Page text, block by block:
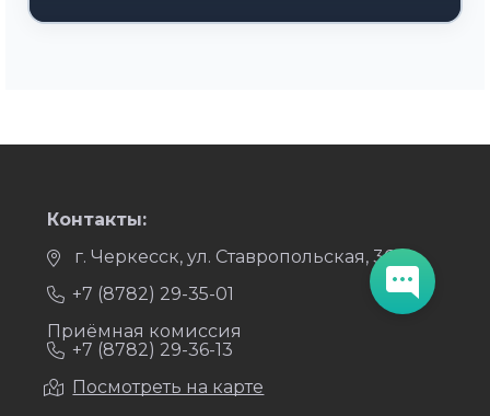
Контакты:
г. Черкесск, ул. Ставропольская, 36
+7 (8782) 29-35-01
Приёмная комиссия
+7 (8782) 29-36-13
Посмотреть на карте